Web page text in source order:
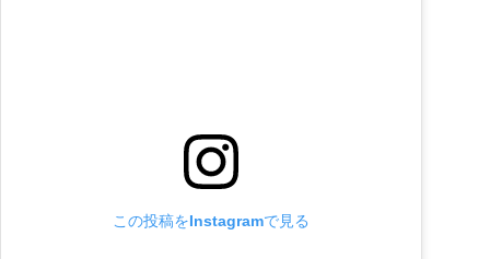
この投稿をInstagramで見る